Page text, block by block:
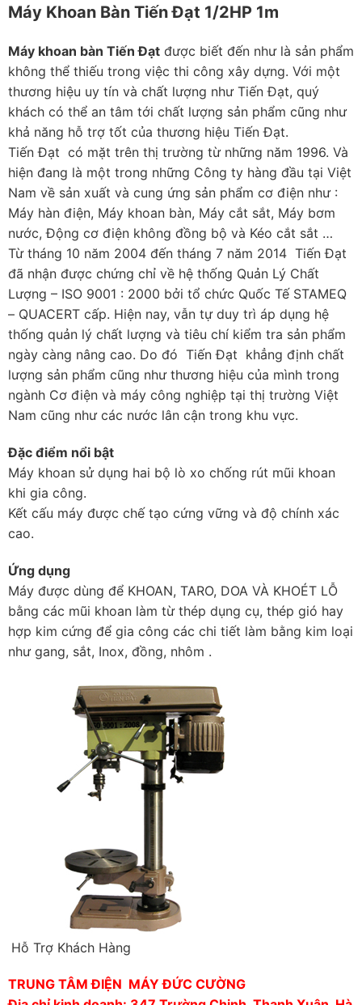
Máy Khoan Bàn Tiến Đạt 1/2HP 1m
Máy khoan bàn Tiến Đạt được biết đến như là sản phẩm
không thể thiếu trong việc thi công xây dựng. Với một
thương hiệu uy tín và chất lượng như Tiến Đạt, quý
khách có thể an tâm tới chất lượng sản phẩm cũng như
khả năng hỗ trợ tốt của thương hiệu Tiến Đạt.
Tiến Đạt có mặt trên thị trường từ những năm 1996. Và
hiện đang là một trong những Công ty hàng đầu tại Việt
Nam về sản xuất và cung ứng sản phẩm cơ điện như :
Máy hàn điện, Máy khoan bàn, Máy cắt sắt, Máy bơm
nước, Động cơ điện không đồng bộ và Kéo cắt sắt …
Từ tháng 10 năm 2004 đến tháng 7 năm 2014 Tiến Đạt
đã nhận được chứng chỉ về hệ thống Quản Lý Chất
Lượng – ISO 9001 : 2000 bởi tổ chức Quốc Tế STAMEQ
– QUACERT cấp. Hiện nay, vẫn tự duy trì áp dụng hệ
thống quản lý chất lượng và tiêu chí kiểm tra sản phẩm
ngày càng nâng cao. Do đó Tiến Đạt khẳng định chất
lượng sản phẩm cũng như thương hiệu của mình trong
ngành Cơ điện và máy công nghiệp tại thị trường Việt
Nam cũng như các nước lân cận trong khu vực.
Đặc điểm nổi bật
Máy khoan sử dụng hai bộ lò xo chống rút mũi khoan
khi gia công.
Kết cấu máy được chế tạo cứng vững và độ chính xác
cao.
Ứng dụng
Máy được dùng để KHOAN, TARO, DOA VÀ KHOÉT LỖ
bằng các mũi khoan làm từ thép dụng cụ, thép gió hay
hợp kim cứng để gia công các chi tiết làm bằng kim loại
như gang, sắt, Inox, đồng, nhôm .
Hỗ Trợ Khách Hàng
TRUNG TÂM ĐIỆN MÁY ĐỨC CƯỜNG